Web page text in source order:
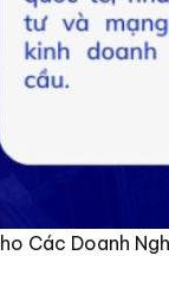
Các Doanh